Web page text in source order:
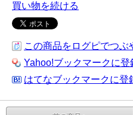
買い物を続ける
この商品をログピでつぶ
Yahoo!ブックマークに登
はてなブックマークに登